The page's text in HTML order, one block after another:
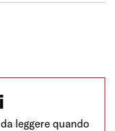
leggere quando